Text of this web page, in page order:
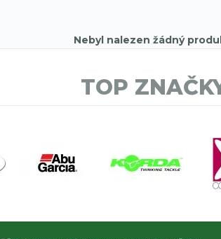
Nebyl nalezen žádný
TOP